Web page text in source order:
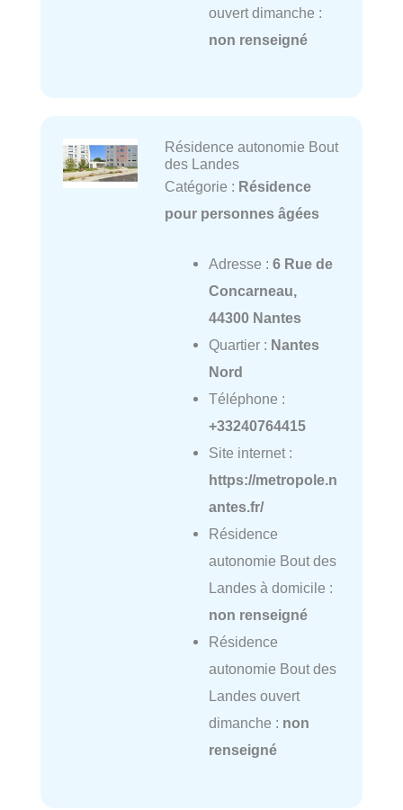
ouvert dimanche :
non renseigné
Résidence autonomie Bout
des Landes
Catégorie : Résidence
pour personnes âgées
Adresse : 6 Rue de
Concarneau,
44300 Nantes
Quartier : Nantes
Nord
Téléphone :
+33240764415
Site internet :
https://metropole.n
antes.fr/
Résidence
autonomie Bout des
Landes à domicile :
non renseigné
Résidence
autonomie Bout des
Landes ouvert
dimanche : non
renseigné